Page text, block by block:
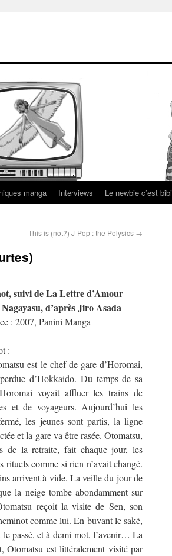
manga Interviews Le newbie c’est bibi
This is (not?) J-Pop : the Polysics →
suivi de La Lettre d’Amour
d’après Jiro Asada
: 2007, Panini Manga
:
est le chef de gare d’Horomai,
d’Hokkaido. Du temps de sa
voyait affluer les trains de
et de voyageurs. Aujourd’hui les
les jeunes sont partis, la ligne
et la gare va être rasée. Otomatsu,
de la retraite, fait chaque jour, les
rituels comme si rien n’avait changé.
arrivent à vide. La veille du jour de
la neige tombe abondamment sur
reçoit la visite de Sen, son
comme lui. En buvant le saké,
le passé, et à demi-mot, l’avenir… La
Otomatsu est littéralement visité par